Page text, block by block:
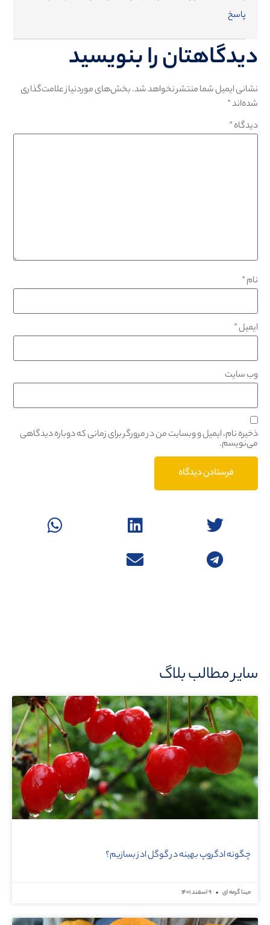
پاسخ
دیدگاهتان را بنویسید
نشانی ایمیل شما منتشر نخواهد شد.بخش‌های موردنیاز علامت‌گذاری
شده‌اند*
دیدگاه*
نام*
ایمیل*
وب‌ سایت
ذخیره نام، ایمیل و وبسایت من در مرورگر برای زمانی که دوباره دیدگاهی
می‌نویسم.
سایر مطالب بلاگ
چگونه ادگروپ بهینه در گوگل ادز بسازیم؟
مینا گرمه ای